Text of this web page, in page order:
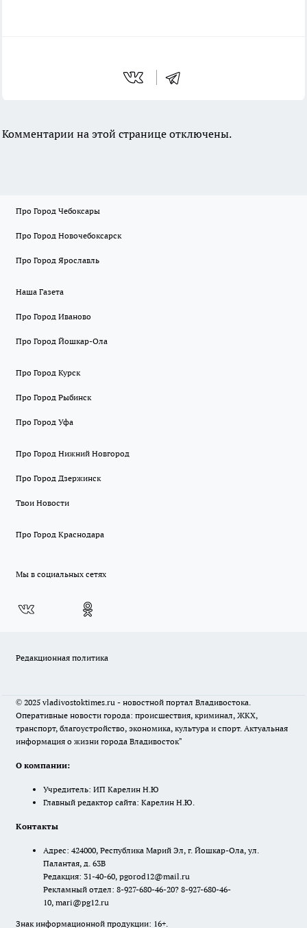
Комментарии на этой странице отключены.
Про Город Чебоксары
Про Город Новочебоксарск
Про Город Ярославль
Наша Газета
Про Город Иваново
Про Город Йошкар-Ола
Про Город Курск
Про Город Рыбинск
Про Город Уфа
Про Город Нижний Новгород
Про Город Дзержинск
Твои Новости
Про Город Краснодара
Мы в социальных сетях
Редакционная политика
© 2025 vladivostoktimes.ru - новостной портал Владивостока.
Оперативные новости города: происшествия, криминал, ЖКХ,
транспорт, благоустройство, экономика, культура и спорт. Актуальная
информация о жизни города Владивосток"
О компании:
Учредитель: ИП Карелин Н.Ю
Главный редактор сайта: Карелин Н.Ю.
Контакты
Адрес: 424000, Республика Марий Эл, г. Йошкар-Ола, ул.
Палантая, д. 63В
Редакция: 31-40-60, pgorod12@mail.ru
Рекламный отдел: 8-927-680-46-20? 8-927-680-46-
10, mari@pg12.ru
Знак информационной продукции: 16+.